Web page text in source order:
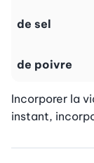
de sel
de poivre
Incorporer la
instant,